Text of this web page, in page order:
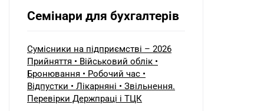
земельного податку та який код
Семінари для бухгалтерів
Сумісники на підприємстві – 2026
Прийняття • Військовий облік •
Бронювання • Робочий час •
Відпустки • Лікарняні • Звільнення.
Перевірки Держпраці і ТЦК